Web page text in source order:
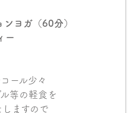
ヨガ（60分）
ー
ール少々
等の軽食を
ますので